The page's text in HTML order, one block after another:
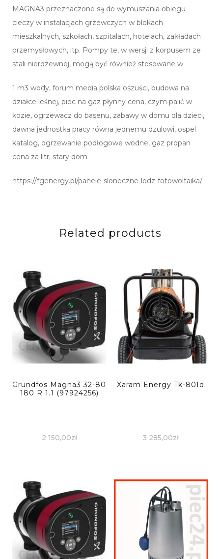
MAGNA3 przeznaczone są do wymuszania obiegu
cieczy w instalacjach grzewczych w blokach
mieszkalnych, szkołach, szpitalach, hotelach, zakładach
przemysłowych, itp. Pompy te, w wersji z korpusem ze
stali nierdzewnej, mogą być również stosowane w
1 m3 wody, forum media polska oszuści, budowa na
działce leśnej, piec na gaz płynny cena, czym palić w
kozie, ogrzewacz do basenu, zabawy w domu dla dzieci,
dawna jednostka pracy równa jednemu dzulowi, ospel
katalog, ogrzewanie podłogowe wodne, gaz propan
cena za litr, stary dom
https://fgenergy.pl/panele-sloneczne-lodz-fotowoltaika/
Related products
Grundfos Magna3 32-80
180 R 1.1 (97924256)
2 150,00zł
Xaram Energy Tk-80Id
3 285,00zł